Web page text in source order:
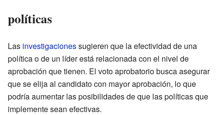
políticas
Las investigacionessugieren que la efectividad de una
política o de un líder está relacionada con el nivel de
aprobación que tienen. El voto aprobatorio busca asegurar
que se elija al candidato con mayor aprobación, lo que
podría aumentar las posibilidades de que las políticas que
implemente sean efectivas.